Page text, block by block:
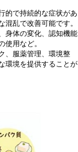
的で持続的な症状があ
混乱で改善可能です。
身体の変化、認知機能
使用など。
、服薬管理、環境整
環境を提供することが